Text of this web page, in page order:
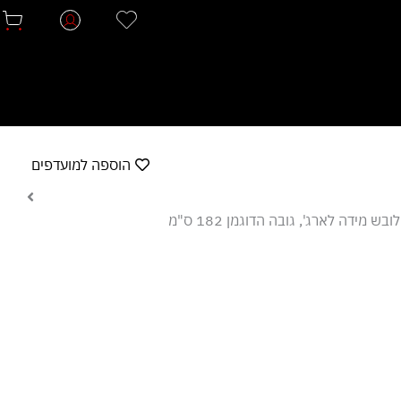
הוספה למועדפים
מידה לארג', גובה הדוגמן 182 ס"מ